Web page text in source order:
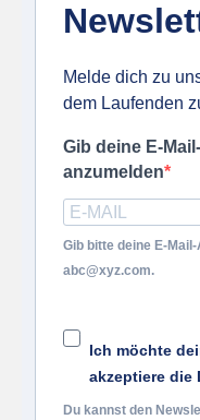
Melde dich zu
dem Laufenden
Gib deine E-
anzumelden
Gib bitte deine E-
abc@xyz.com.
Ich möchte
akzeptiere die
Du kannst den